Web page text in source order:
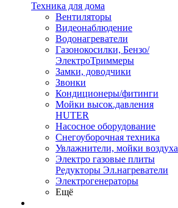
Техника для дома
Вентиляторы
Видеонаблюдение
Водонагреватели
Газонокосилки, Бензо/
ЭлектроТриммеры
Замки, доводчики
Звонки
Кондиционеры/фитинги
Мойки высок.давления
HUTER
Насосное оборудование
Снегоуборочная техника
Увлажнители, мойки воздуха
Электро газовые плиты
Редукторы Эл.нагреватели
Электрогенераторы
Ещё